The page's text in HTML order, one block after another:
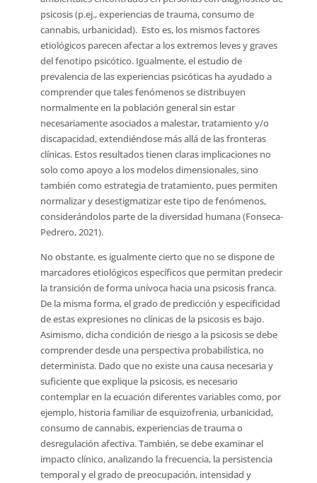
psicosis (p.ej., experiencias de trauma, consumo de
cannabis, urbanicidad). Esto es, los mismos factores
etiológicos parecen afectar a los extremos leves y graves
del fenotipo psicótico. Igualmente, el estudio de
prevalencia de las experiencias psicóticas ha ayudado a
comprender que tales fenómenos se distribuyen
normalmente en la población general sin estar
necesariamente asociados a malestar, tratamiento y/o
discapacidad, extendiéndose más allá de las fronteras
clínicas. Estos resultados tienen claras implicaciones no
solo como apoyo a los modelos dimensionales, sino
también como estrategia de tratamiento, pues permiten
normalizar y desestigmatizar este tipo de fenómenos,
considerándolos parte de la diversidad humana (Fonseca-
Pedrero, 2021).
No obstante, es igualmente cierto que no se dispone de
marcadores etiológicos específicos que permitan predecir
la transición de forma unívoca hacia una psicosis franca.
De la misma forma, el grado de predicción y especificidad
de estas expresiones no clínicas de la psicosis es bajo.
Asimismo, dicha condición de riesgo a la psicosis se debe
comprender desde una perspectiva probabilística, no
determinista. Dado que no existe una causa necesaria y
suficiente que explique la psicosis, es necesario
contemplar en la ecuación diferentes variables como, por
ejemplo, historia familiar de esquizofrenia, urbanicidad,
consumo de cannabis, experiencias de trauma o
desregulación afectiva. También, se debe examinar el
impacto clínico, analizando la frecuencia, la persistencia
temporal y el grado de preocupación, intensidad y